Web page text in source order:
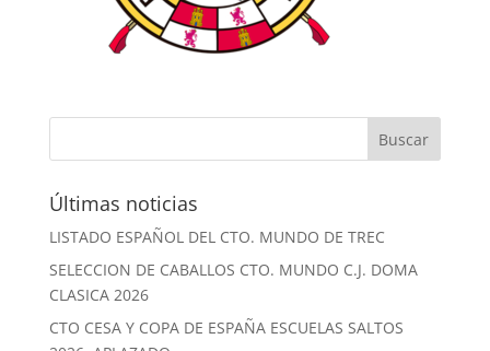
Últimas noticias
LISTADO ESPAÑOL DEL CTO. MUNDO DE TREC
SELECCION DE CABALLOS CTO. MUNDO C.J. DOMA
CLASICA 2026
CTO CESA Y COPA DE ESPAÑA ESCUELAS SALTOS